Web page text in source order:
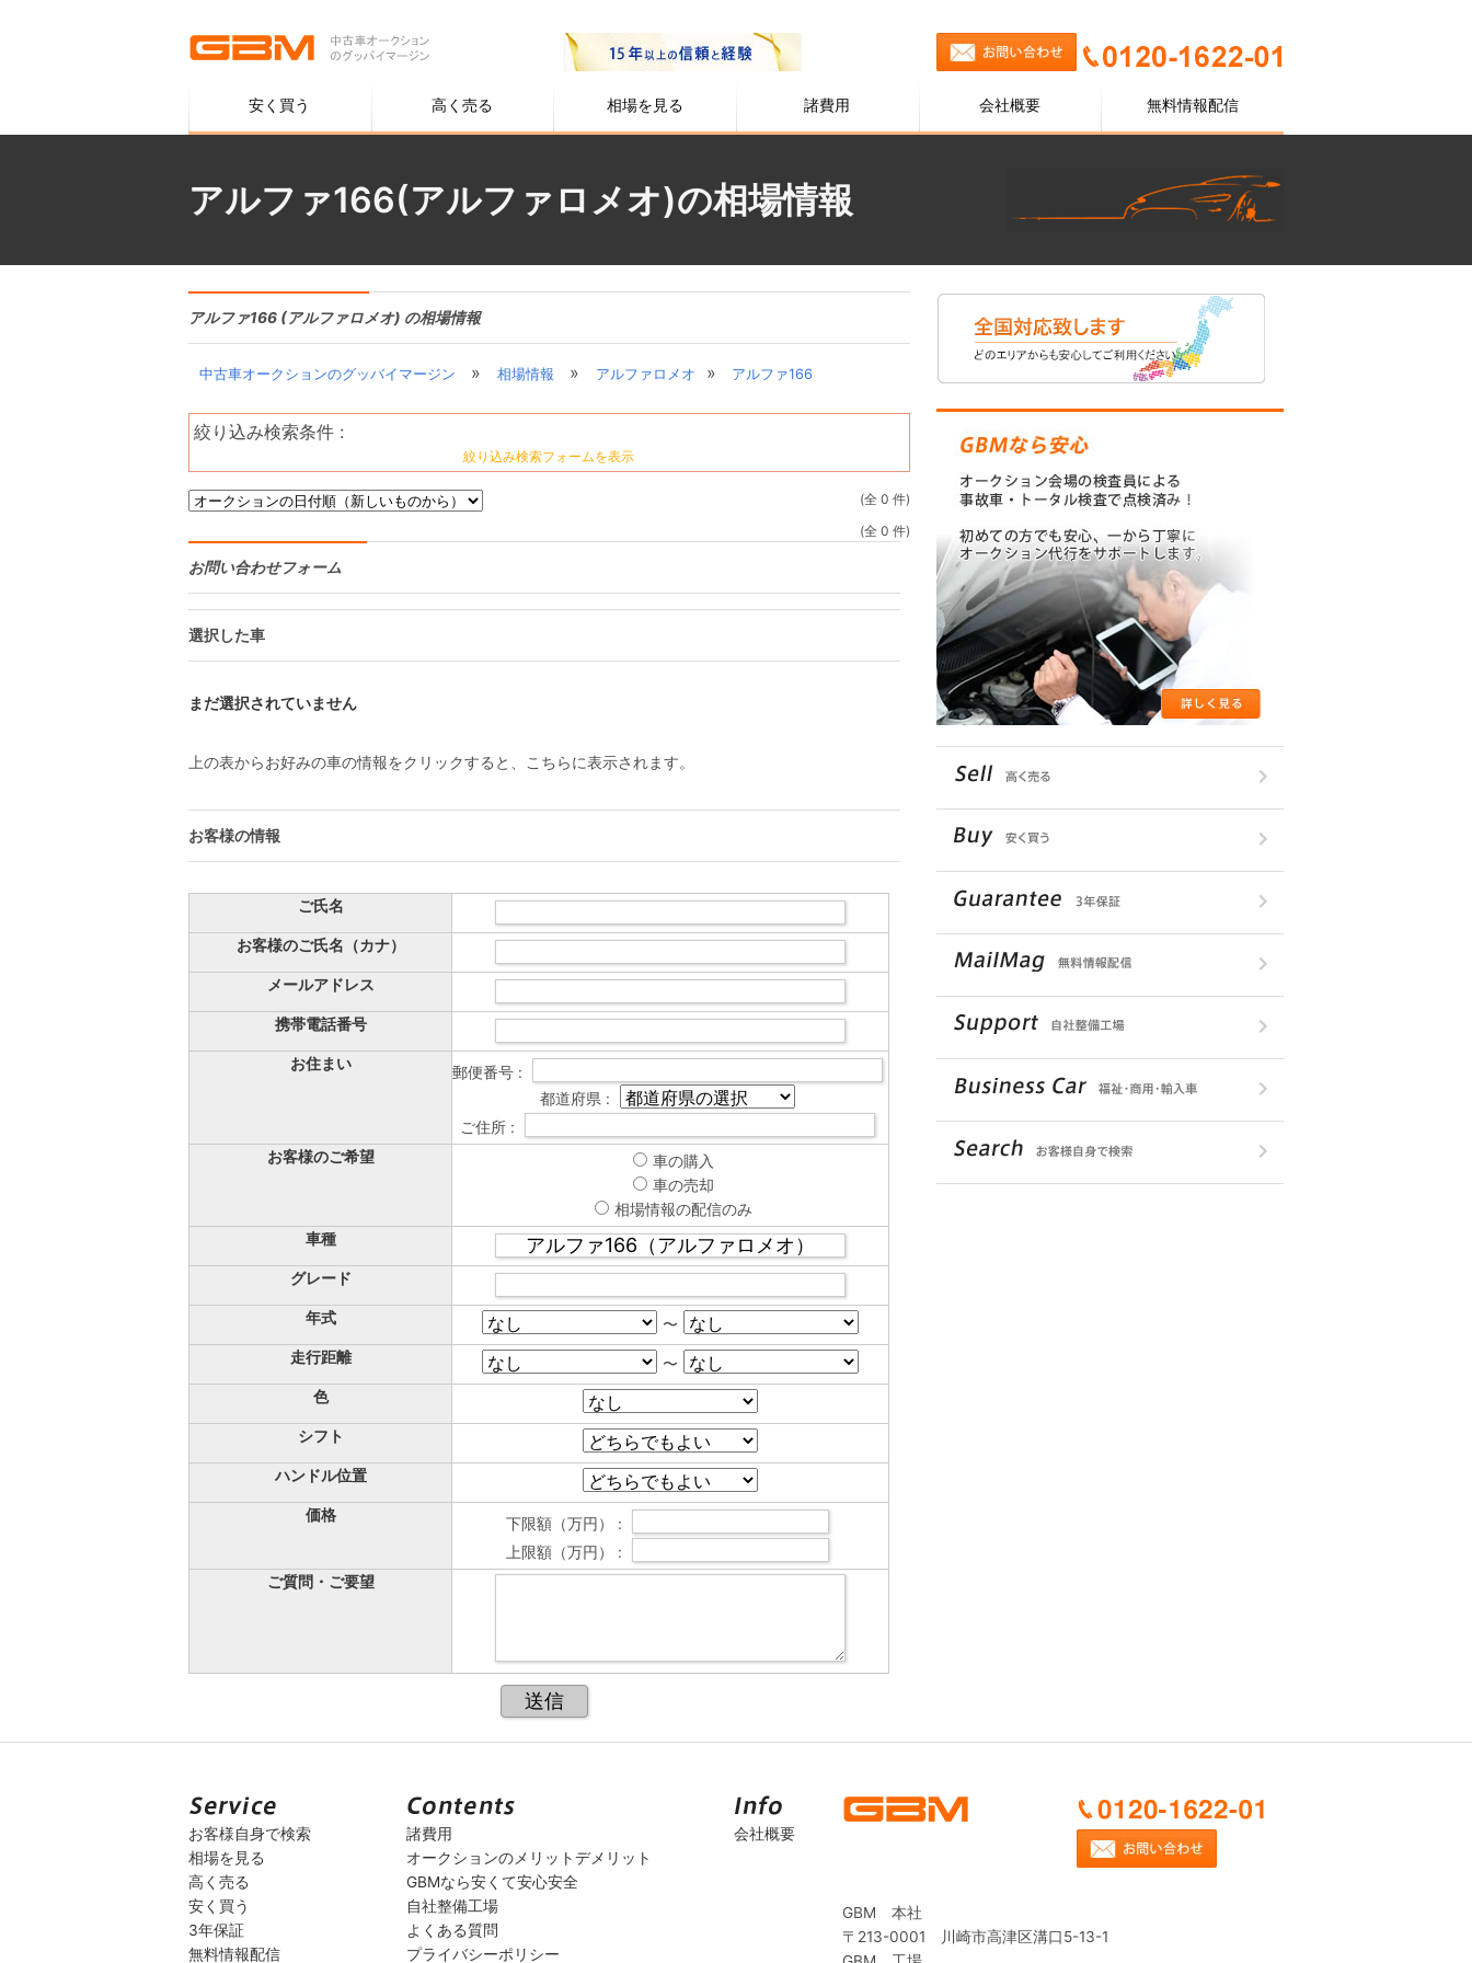
安く買う 高く売る 相場を見る 諸費用 会社概要 無料情報配信
アルファ166(アルファロメオ)の相場情報
アルファ166 (アルファロメオ) の相場情報
中古車オークションのグッバイマージン » 相場情報 » アルファロメオ » アルファ166
絞り込み検索条件 :
絞り込み検索フォームを表示
(全 0 件)
(全 0 件)
お問い合わせフォーム
選択した車
まだ選択されていません
上の表からお好みの車の情報をクリックすると、こちらに表示されます。
お客様の情報
ご氏名
お客様のご氏名（カナ）
メールアドレス
携帯電話番号
お住まい
郵便番号 :
都道府県 :
ご住所 :
お客様のご希望
車の購入
車の売却
相場情報の配信のみ
車種
グレード
年式
〜
走行距離
〜
色
シフト
ハンドル位置
価格
下限額（万円） :
上限額（万円） :
ご質問・ご要望
お客様自身で検索
相場を見る
高く売る
安く買う
3年保証
無料情報配信
諸費用
オークションのメリットデメリット
GBMなら安くて安心安全
自社整備工場
よくある質問
プライバシーポリシー
会社概要
GBM 本社
〒213-0001 川崎市高津区溝口5-13-1